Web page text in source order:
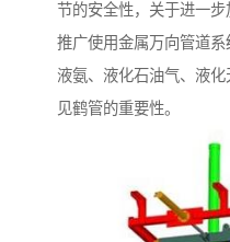
节的安全性，关于进一
推广使用金属万向管道系
液氨、液化石油气、液化
见鹤管的重要性。